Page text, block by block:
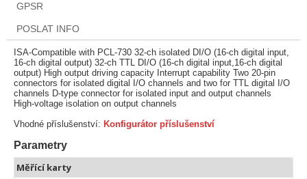
GPSR
POSLAT INFO
ISA-Compatible with PCL-730 32-ch isolated DI/O (16-ch digital input,
16-ch digital output) 32-ch TTL DI/O (16-ch digital input,16-ch digital
output) High output driving capacity Interrupt capability Two 20-pin
connectors for isolated digital I/O channels and two for TTL digital I/O
channels D-type connector for isolated input and output channels
High-voltage isolation on output channels
Vhodné příslušenství: Konfigurátor příslušenství
Parametry
Měřící karty